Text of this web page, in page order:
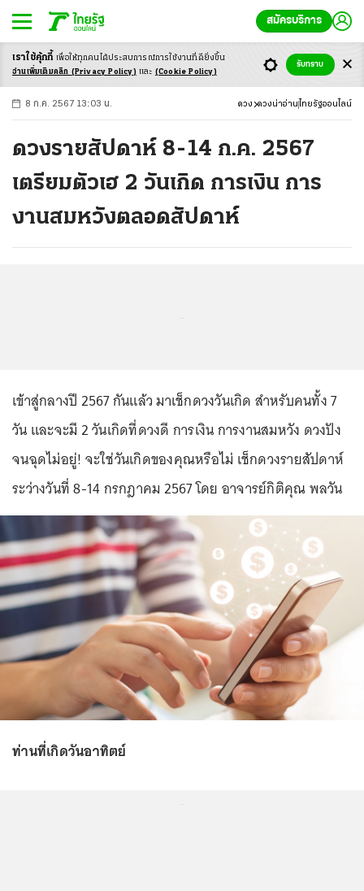
สมัครบริการ
-ก ก ก+
8 ก.ค. 2567 13:03 น. ดวง ดวงน่าอ่าน ไทยรัฐออนไลน์
ดวงรายสัปดาห์ 8-14 ก.ค. 2567
เตรียมตัวเฮ 2 วันเกิด การเงิน การ
งานสมหวังตลอดสัปดาห์
เข้าสู่กลางปี 2567 กันแล้ว มาเช็กดวงวันเกิด สำหรับคนทั้ง 7
วัน และจะมี 2 วันเกิดที่ดวงดี การเงิน การงานสมหวัง ดวงปัง
จนฉุดไม่อยู่! จะใช่วันเกิดของคุณหรือไม่ เช็กดวงรายสัปดาห์
ระว่างวันที่ 8-14 กรกฎาคม 2567 โดย อาจารย์กิติคุณ พลวัน
ท่านที่เกิดวันอาทิตย์
เราใช้คุ้กกี้ เพื่อให้ทุกคนได้ประสบการณ์การใช้งานที่ดียิ่งขึ้น
อ่านเพิ่มเติมคลิก (Privacy Policy) และ (Cookie Policy)
รับทราบ